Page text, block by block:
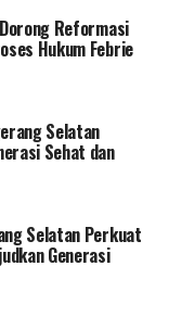
Reformasi
Hukum Febrie
Selatan
Sehat dan
Selatan Perkuat
Generasi